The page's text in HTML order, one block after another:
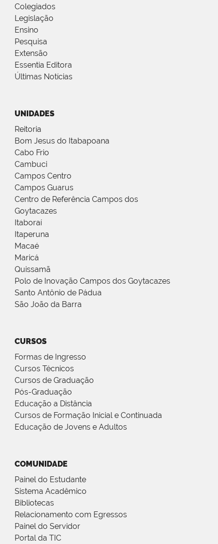
Colegiados
Legislação
Ensino
Pesquisa
Extensão
Essentia Editora
Últimas Notícias
UNIDADES
Reitoria
Bom Jesus do Itabapoana
Cabo Frio
Cambuci
Campos Centro
Campos Guarus
Centro de Referência Campos dos
Goytacazes
Itaboraí
Itaperuna
Macaé
Maricá
Quissamã
Polo de Inovação Campos dos Goytacazes
Santo Antônio de Pádua
São João da Barra
CURSOS
Formas de Ingresso
Cursos Técnicos
Cursos de Graduação
Pós-Graduação
Educação a Distância
Cursos de Formação Inicial e Continuada
Educação de Jovens e Adultos
COMUNIDADE
Painel do Estudante
Sistema Acadêmico
Bibliotecas
Relacionamento com Egressos
Painel do Servidor
Portal da TIC